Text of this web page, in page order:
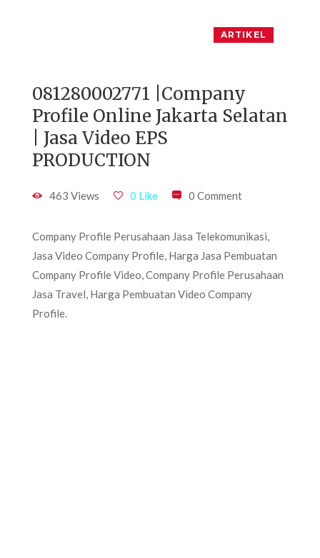
ARTIKEL
081280002771 |Company
Profile Online Jakarta Selatan
| Jasa Video EPS
PRODUCTION
463 Views 0 Like 0 Comment
Company Profile Perusahaan Jasa Telekomunikasi,
Jasa Video Company Profile, Harga Jasa Pembuatan
Company Profile Video, Company Profile Perusahaan
Jasa Travel, Harga Pembuatan Video Company
Profile.